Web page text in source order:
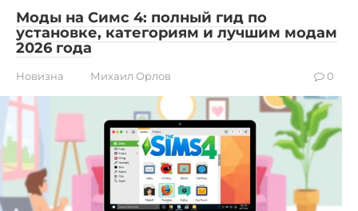
Моды на Симс 4: полный гид по
установке, категориям и лучшим модам
2026 года
Новизна Михаил Орлов 0